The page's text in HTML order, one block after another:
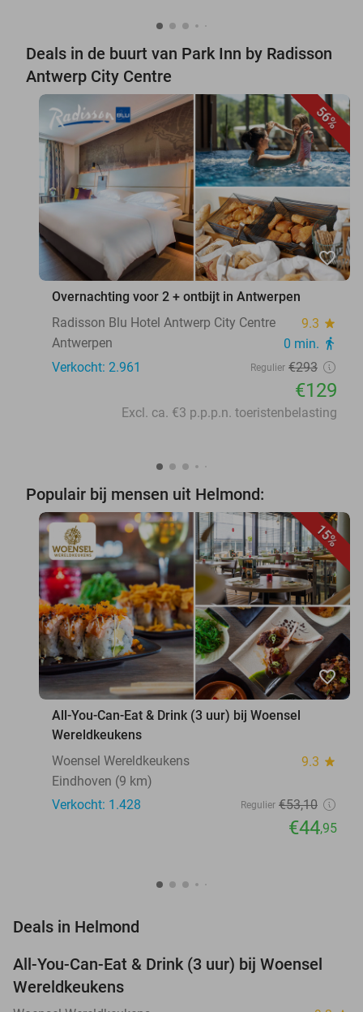
Deals in de buurt van Park Inn by Radisson
Antwerp City Centre
56%
favorite_border
Overnachting voor 2 + ontbijt in Antwerpen
Radisson Blu Hotel Antwerp City Centre
9.3 star
Antwerpen 0 min. directions_walk
Verkocht: 2.961 Regulier €293
€129
Excl. ca. €3 p.p.p.n. toeristenbelasting
Populair bij mensen uit Helmond:
15%
favorite_border
All-You-Can-Eat & Drink (3 uur) bij Woensel
Wereldkeukens
Woensel Wereldkeukens
9.3 star
Eindhoven (9 km)
Verkocht: 1.428
Regulier €53,10
€44,95
Deals in Helmond
15%
All-You-Can-Eat & Drink (3 uur) bij Woensel
Wereldkeukens